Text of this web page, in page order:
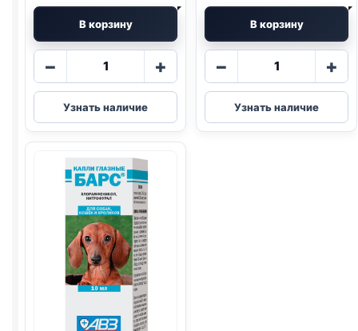
В корзину
−
Количество
АВЗ
БАРС
КЛАССИК
для
собак
по
1
пипетке
+
Узнать наличие
В корзину
−
Количество
Глазные
капли
для
+
Узнать наличие